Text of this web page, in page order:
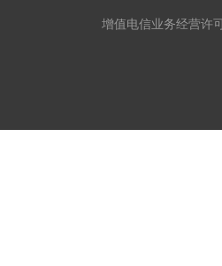
增值电信业务经营许